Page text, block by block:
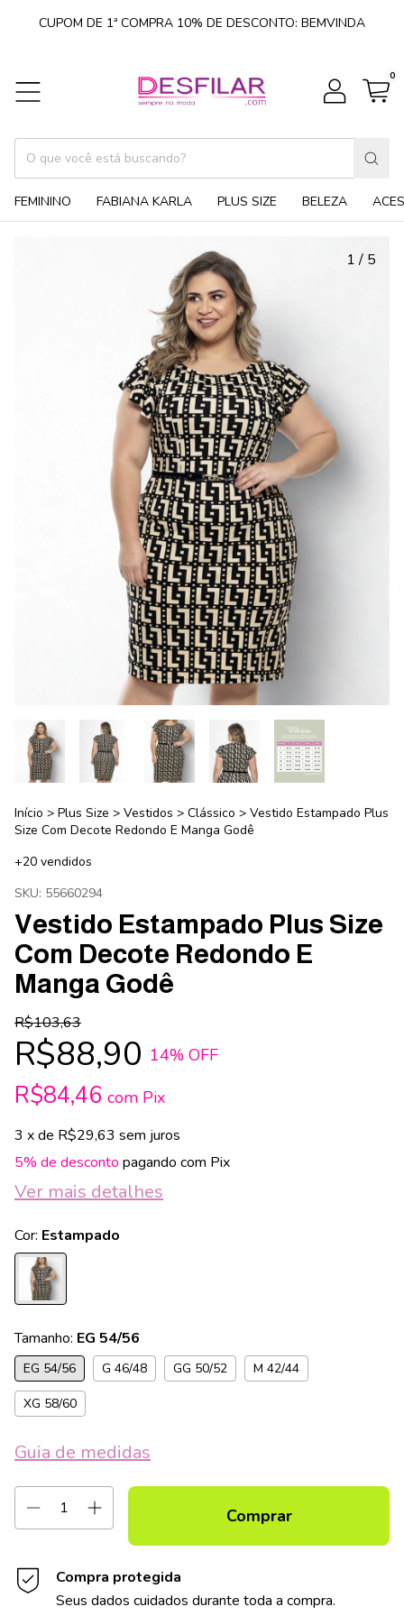
CUPOM DE 1ª COMPRA 10% DE DESCONTO: BEMVINDA
0
FEMININO FABIANA KARLA PLUS SIZE BELEZA
1/ 5
Início > Plus Size > Vestidos > Clássico > Vestido Estampado Plus
Size Com Decote Redondo E Manga Godê
+20 vendidos
SKU: 55660294
Vestido Estampado Plus Size
Com Decote Redondo E
Manga Godê
R$103,63
R$88,90 14% OFF
R$84,46 com Pix
3 x de R$29,63 sem juros
5% de desconto pagando com Pix
Ver mais detalhes
Cor: Estampado
Tamanho: EG 54/56
EG 54/56 G 46/48 GG 50/52 M 42/44
XG 58/60
Guia de medidas
Compra protegida
Seus dados cuidados durante toda a compra.